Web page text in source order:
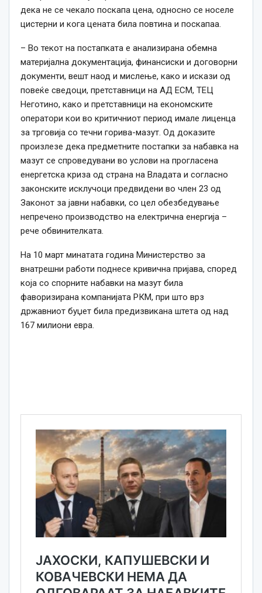
дека не се чекало поскапа цена, односно се носеле
цистерни и кога цената била повтина и поскапаа.
– Во текот на постапката е анализирана обемна
материјална документација, финансиски и договорни
документи, вешт наод и мислење, како и искази од
повеќе сведоци, претставници на АД ЕСМ, ТЕЦ
Неготино, како и претставници на економските
оператори кои во критичниот период имале лиценца
за трговија со течни горива-мазут. Од доказите
произлезе дека предметните постапки за набавка на
мазут се спроведувани во услови на прогласена
енергетска криза од страна на Владата и согласно
законските исклучоци предвидени во член 23 од
Законот за јавни набавки, со цел обезбедување
непречено производство на електрична енергија –
рече обвинителката.
На 10 март минатата година Министерство за
внатрешни работи поднесе кривична пријава, според
која со спорните набавки на мазут била
фаворизирана компанијата РКМ, при што врз
државниот буџет била предизвикана штета од над
167 милиони евра.